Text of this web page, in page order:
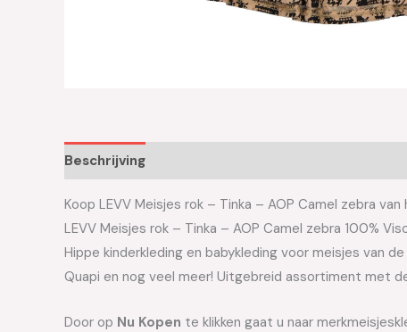
Beschrijving
Koop LEVV Meisjes rok – Tinka – AOP Camel zebra
LEVV Meisjes rok – Tinka – AOP Camel zebra 100%
Hippe kinderkleding en babykleding voor meisjes van
Quapi en nog veel meer! Uitgebreid assortiment met
Door op Nu Kopen te klikken gaat u naar